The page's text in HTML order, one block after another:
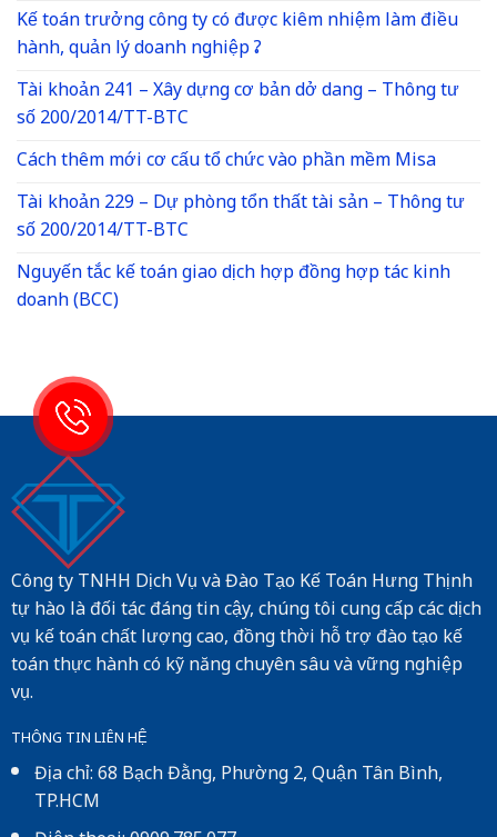
Kế toán trưởng công ty có được kiêm nhiệm làm điều
hành, quản lý doanh nghiệp ?
Tài khoản 241 – Xây dựng cơ bản dở dang – Thông tư
số 200/2014/TT-BTC
Cách thêm mới cơ cấu tổ chức vào phần mềm Misa
Tài khoản 229 – Dự phòng tổn thất tài sản – Thông tư
số 200/2014/TT-BTC
Nguyến tắc kế toán giao dịch hợp đồng hợp tác kinh
doanh (BCC)
Công ty TNHH Dịch Vụ và Đào Tạo Kế Toán Hưng Thịnh
tự hào là đối tác đáng tin cậy, chúng tôi cung cấp các dịch
vụ kế toán chất lượng cao, đồng thời hỗ trợ đào tạo kế
toán thực hành có kỹ năng chuyên sâu và vững nghiệp
vụ.
THÔNG TIN LIÊN HỆ
Địa chỉ: 68 Bạch Đằng, Phường 2, Quận Tân Bình,
TP.HCM